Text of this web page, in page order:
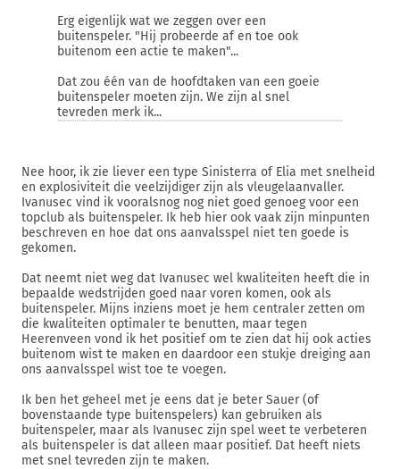
Erg eigenlijk wat we zeggen over een
buitenspeler. "Hij probeerde af en toe ook
buitenom een actie te maken"...
Dat zou één van de hoofdtaken van een goeie
buitenspeler moeten zijn. We zijn al snel
tevreden merk ik...
Nee hoor, ik zie liever een type Sinisterra of Elia met snelheid
en explosiviteit die veelzijdiger zijn als vleugelaanvaller.
Ivanusec vind ik vooralsnog nog niet goed genoeg voor een
topclub als buitenspeler. Ik heb hier ook vaak zijn minpunten
beschreven en hoe dat ons aanvalsspel niet ten goede is
gekomen.
Dat neemt niet weg dat Ivanusec wel kwaliteiten heeft die in
bepaalde wedstrijden goed naar voren komen, ook als
buitenspeler. Mijns inziens moet je hem centraler zetten om
die kwaliteiten optimaler te benutten, maar tegen
Heerenveen vond ik het positief om te zien dat hij ook acties
buitenom wist te maken en daardoor een stukje dreiging aan
ons aanvalsspel wist toe te voegen.
Ik ben het geheel met je eens dat je beter Sauer (of
bovenstaande type buitenspelers) kan gebruiken als
buitenspeler, maar als Ivanusec zijn spel weet te verbeteren
als buitenspeler is dat alleen maar positief. Dat heeft niets
met snel tevreden zijn te maken.